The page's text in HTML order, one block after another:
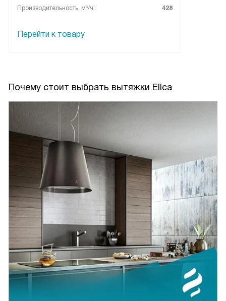
что устройство делает кухню приятнее и удобнее, а
Производительность, м³/ч:
428
Перейти к товару
Почему стоит выбрать вытяжки Elica